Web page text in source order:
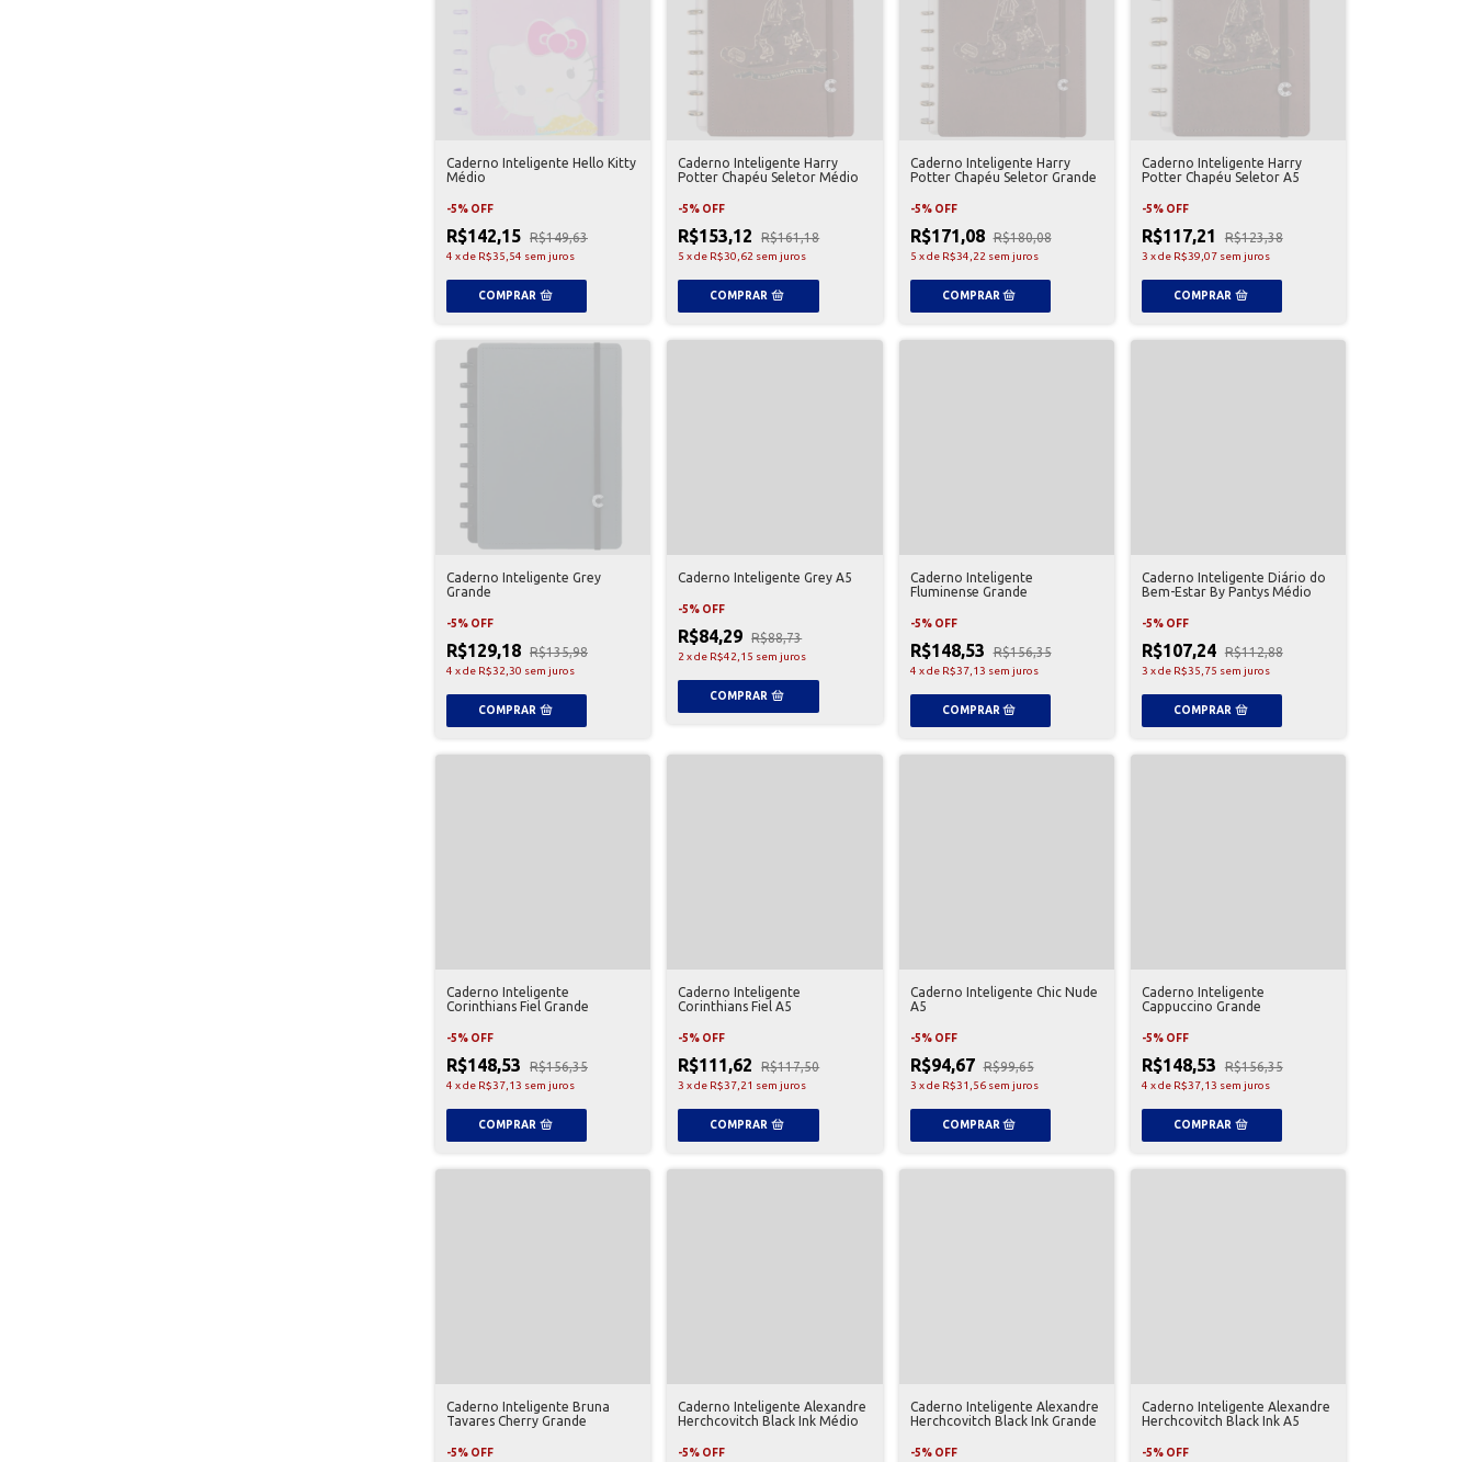
Caderno Inteligente Hello Kitty
Médio
-5% OFF
R$142,15 R$149,63
4 xde R$35,54 sem juros
Caderno Inteligente Harry
Potter Chapéu Seletor Médio
-5% OFF
R$153,12 R$161,18
5 xde R$30,62 sem juros
Caderno Inteligente Harry
Potter Chapéu Seletor Grande
-5% OFF
R$171,08 R$180,08
5 xde R$34,22 sem juros
Caderno Inteligente Harry
Potter Chapéu Seletor A5
-5% OFF
R$117,21 R$123,38
3 xde R$39,07 sem juros
Caderno Inteligente Grey
Grande
-5% OFF
R$129,18 R$135,98
4 xde R$32,30 sem juros
Caderno Inteligente Grey A5
-5% OFF
R$84,29 R$88,73
2 xde R$42,15 sem juros
Caderno Inteligente
Fluminense Grande
-5% OFF
R$148,53 R$156,35
4 xde R$37,13 sem juros
Caderno Inteligente Diário do
Bem-Estar By Pantys Médio
-5% OFF
R$107,24 R$112,88
3 xde R$35,75 sem juros
Caderno Inteligente
Corinthians Fiel Grande
-5% OFF
R$148,53 R$156,35
4 xde R$37,13 sem juros
Caderno Inteligente
Corinthians Fiel A5
-5% OFF
R$111,62 R$117,50
3 xde R$37,21 sem juros
Caderno Inteligente Chic Nude
A5
-5% OFF
R$94,67 R$99,65
3 xde R$31,56 sem juros
Caderno Inteligente
Cappuccino Grande
-5% OFF
R$148,53 R$156,35
4 xde R$37,13 sem juros
Caderno Inteligente Bruna
Tavares Cherry Grande
-5% OFF
Caderno Inteligente Alexandre
Herchcovitch Black Ink Médio
-5% OFF
Caderno Inteligente Alexandre
Herchcovitch Black Ink Grande
-5% OFF
Caderno Inteligente Alexandre
Herchcovitch Black Ink A5
-5% OFF